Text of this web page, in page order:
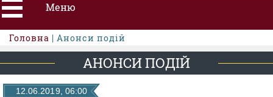
Меню
ПРО РСУ
Головна | Анонси подій
АНОНСИ ПОДІЙ
12.06.2019, 06:00